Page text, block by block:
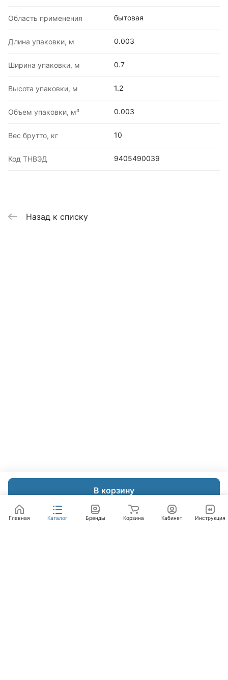
В корзину
Область применения бытовая
Длина упаковки, м 0.003
Ширина упаковки, м 0.7
Высота упаковки, м 1.2
Объем упаковки, м³ 0.003
Вес брутто, кг 10
Код ТНВЭД 9405490039
Назад к списку
Главная Каталог Бренды Корзина Кабинет Инструкция